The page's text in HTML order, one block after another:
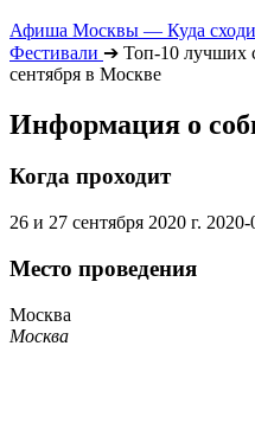
Афиша Москвы — Куда
Фестивали ➔ Топ-10 лучших
сентября в Москве
Информация о
Когда проходит
26 и 27 сентября 2020 г. 2020-
Место проведения
Москва
Москва